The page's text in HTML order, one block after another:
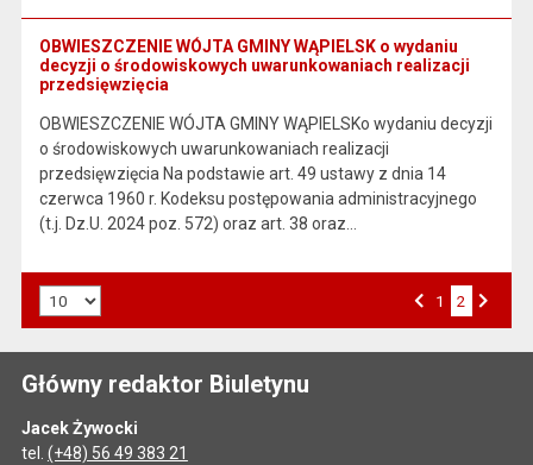
OBWIESZCZENIE WÓJTA GMINY WĄPIELSK o wydaniu
decyzji o środowiskowych uwarunkowaniach realizacji
przedsięwzięcia
OBWIESZCZENIE WÓJTA GMINY WĄPIELSKo wydaniu decyzji
o środowiskowych uwarunkowaniach realizacji
przedsięwzięcia Na podstawie art. 49 ustawy z dnia 14
czerwca 1960 r. Kodeksu postępowania administracyjnego
(t.j. Dz.U. 2024 poz. 572) oraz art. 38 oraz…
1 2
Główny redaktor Biuletynu
Jacek Żywocki
tel. (+48) 56 49 383 21